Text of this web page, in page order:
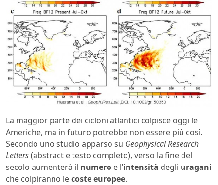
La maggior parte dei cicloni atlantici colpisce oggi le
Americhe, ma in futuro potrebbe non essere più così.
Secondo uno studio apparso su Geophysical Research
Letters(abstract e testo completo), verso la fine del
secolo aumenterà il numero e l’intensità degli uragani
che colpiranno lecoste europee.